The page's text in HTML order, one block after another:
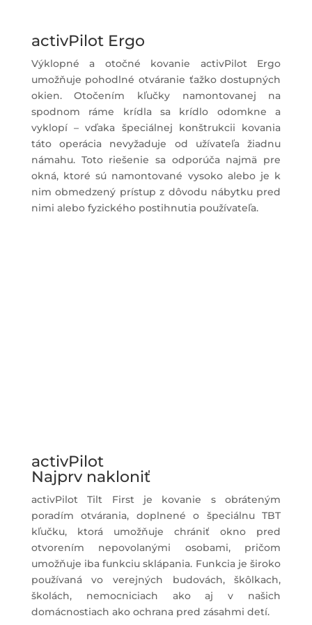
activPilot Ergo
Výklopné a otočné kovanie activPilot Ergo
umožňuje pohodlné otváranie ťažko dostupných
okien. Otočením kľučky namontovanej na
spodnom ráme krídla sa krídlo odomkne a
vyklopí – vďaka špeciálnej konštrukcii kovania
táto operácia nevyžaduje od užívateľa žiadnu
námahu. Toto riešenie sa odporúča najmä pre
okná, ktoré sú namontované vysoko alebo je k
nim obmedzený prístup z dôvodu nábytku pred
nimi alebo fyzického postihnutia používateľa.
activPilot
Najprv nakloniť
activPilot Tilt First je kovanie s obráteným
poradím otvárania, doplnené o špeciálnu TBT
kľučku, ktorá umožňuje chrániť okno pred
otvorením nepovolanými osobami, pričom
umožňuje iba funkciu sklápania. Funkcia je široko
používaná vo verejných budovách, škôlkach,
školách, nemocniciach ako aj v našich
domácnostiach ako ochrana pred zásahmi detí.